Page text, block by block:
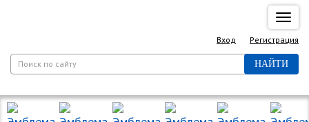
Вход Регистрация
НАЙТИ